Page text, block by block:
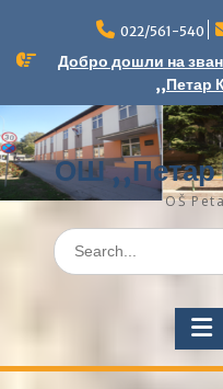
content
022/561-540
Добро дошли на
,,Петар
ОШ ,,Петар
OŠ
Search
for: